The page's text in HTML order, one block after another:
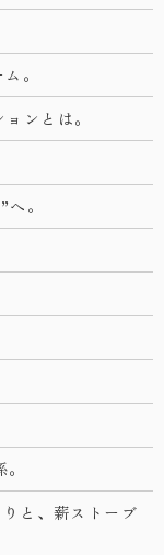
。
ンとは。
。
と、薪ストーブ